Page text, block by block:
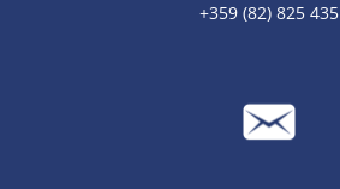
+359 (82) 825 435